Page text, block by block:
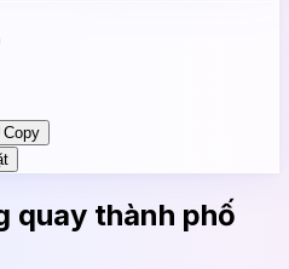
Copy
quay thành phố